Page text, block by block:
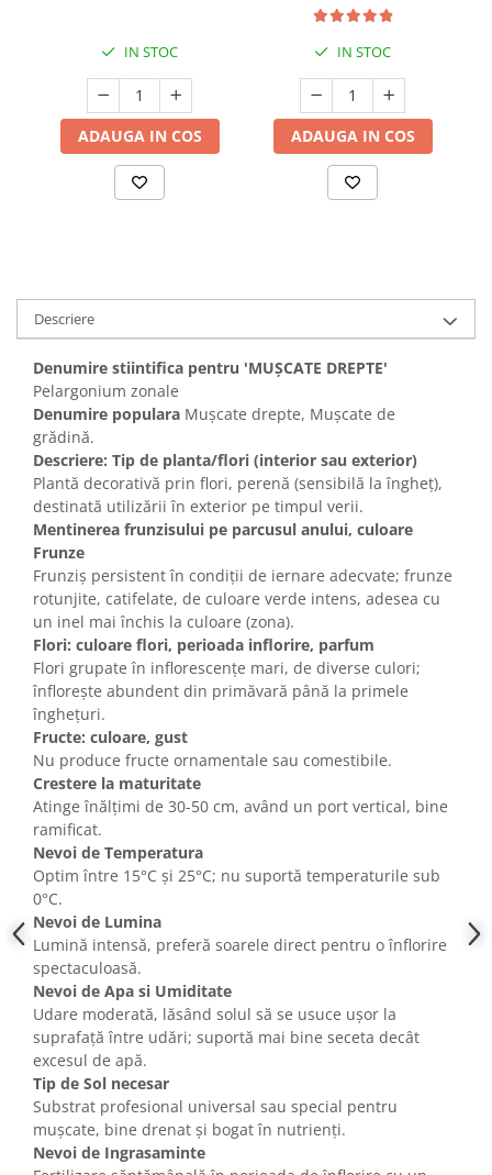
IN STOC
ADAUGA IN COS
IN STOC
ADAUGA IN COS
Descriere
Denumire stiintifica pentru 'MUȘCATE DREPTE'
Pelargonium zonale
Denumire populara Mușcate drepte, Mușcate de
grădină.
Descriere: Tip de planta/flori (interior sau exterior)
Plantă decorativă prin flori, perenă (sensibilă la îngheț),
destinată utilizării în exterior pe timpul verii.
Mentinerea frunzisului pe parcusul anului, culoare
Frunze
Frunziș persistent în condiții de iernare adecvate; frunze
rotunjite, catifelate, de culoare verde intens, adesea cu
un inel mai închis la culoare (zona).
Flori: culoare flori, perioada inflorire, parfum
Flori grupate în inflorescențe mari, de diverse culori;
înflorește abundent din primăvară până la primele
înghețuri.
Fructe: culoare, gust
Nu produce fructe ornamentale sau comestibile.
Crestere la maturitate
Atinge înălțimi de 30-50 cm, având un port vertical, bine
ramificat.
Nevoi de Temperatura
Optim între 15°C și 25°C; nu suportă temperaturile sub
0°C.
Nevoi de Lumina
Lumină intensă, preferă soarele direct pentru o înflorire
spectaculoasă.
Nevoi de Apa si Umiditate
Udare moderată, lăsând solul să se usuce ușor la
suprafață între udări; suportă mai bine seceta decât
excesul de apă.
Tip de Sol necesar
Substrat profesional universal sau special pentru
mușcate, bine drenat și bogat în nutrienți.
Nevoi de Ingrasaminte